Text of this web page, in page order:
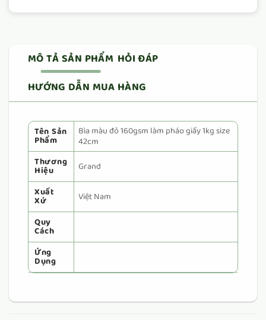
MÔ TẢ SẢN PHẨM HỎI ĐÁP
HƯỚNG DẪN MUA HÀNG
Tên Sản
Phẩm
Bìa màu đỏ 160gsm làm pháo giấy 1kg size
42cm
Thương
Hiệu
Grand
Xuất
Xứ
Việt Nam
Quy
Cách
Ứng
Dụng